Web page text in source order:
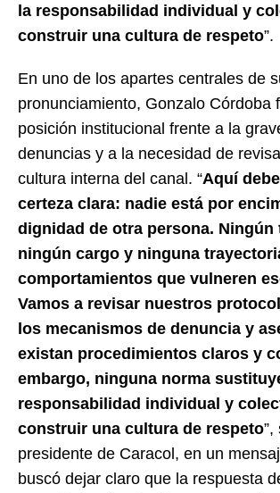
la responsabilidad individual y
construir una cultura de respeto”.
En uno de los apartes centrales de
pronunciamiento, Gonzalo Córdoba
posición institucional frente a la
denuncias y a la necesidad de
cultura interna del canal. “Aquí
certeza clara: nadie está por
dignidad de otra persona. Ningún
ningún cargo y ninguna
comportamientos que vulneren
Vamos a revisar nuestros
los mecanismos de denuncia y
existan procedimientos claros y
embargo, ninguna norma
responsabilidad individual y
construir una cultura de respeto”,
presidente de Caracol, en un
buscó dejar claro que la respuesta